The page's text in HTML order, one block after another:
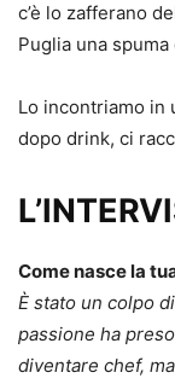
c’è lo zafferano
Puglia una
Lo incontriamo in
dopo drink, ci
Come nasce la
È stato un colpo
passione ha
diventare chef,